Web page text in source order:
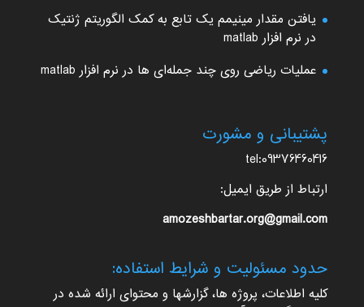
یافتن مقدار مینیمم یک تابع به کمک الگوریتم ژنتیک
در نرم افزار matlab
عملیات ریاضی روی چند جمله‌ای ها در نرم افزار matlab
پشتیبانی و مشورت
tel:09376460416
ارتباط از طریق ایمیل:
amozeshbartar.org@gmail.com
حدود مسئولیت و شرایط استفاده:
کلیه اطلاعات، پروژه ها، گزارشها و محتوای ارائه شده در